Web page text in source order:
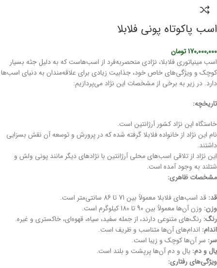
اسب پاکوتاه پونی فلابلا
170,000,000تومان
اسب مینیاتوری فلابلا، نژادی منحصربه‌فرد از اسب‌هاست که به دلیل جثه بسیار
کوچک و ویژگی‌های خاص خود، جذابیت زیادی برای علاقه‌مندان به دنیای اسب‌ها
دارد. در زیر به برخی از مشخصات این نژاد می‌پردازیم:
تاریخچه:
خاستگاه این نژاد کشور آرژانتین است.
نام این نژاد از خانواده فلابلا گرفته شده که در پرورش و توسعه آن نقش بسزایی
داشتند.
این نژاد از تلاقی اسب‌های محلی آرژانتین با نژادهای دیگر مانند پونی ولش و
شتلند به وجود آمده است.
مشخصات ظاهری:
قد: قد اسب‌های فلابلا معمولاً بین 71 تا 86 سانتی‌متر است.
وزن: وزن آن‌ها معمولاً بین 90 تا 180 کیلوگرم است.
رنگ: رنگ‌های متنوعی دارند، از جمله سفید، سیاه، قهوه‌ای، خاکستری و غیره.
اندام: اندام‌های آن‌ها متناسب و ظریف است.
سر: سر آن‌ها کوچک و زیبا است.
یال و دم: یال و دم آن‌ها پرپشت و بلند است.
ویژگی‌های رفتاری: